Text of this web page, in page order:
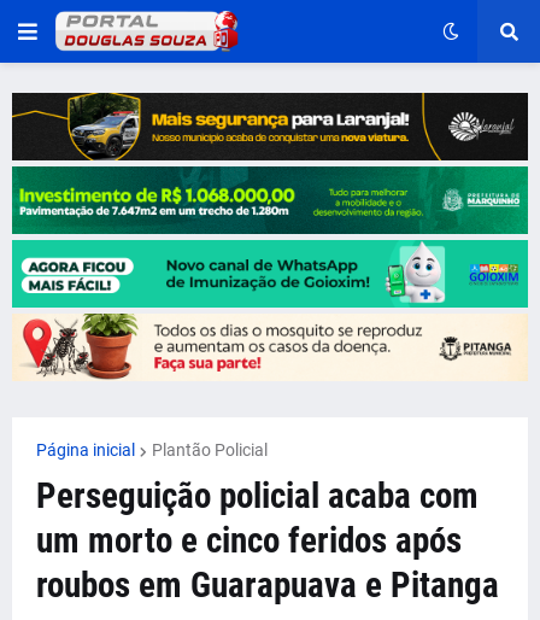
Página inicial Plantão Policial
Perseguição policial acaba com
um morto e cinco feridos após
roubos em Guarapuava e Pitanga